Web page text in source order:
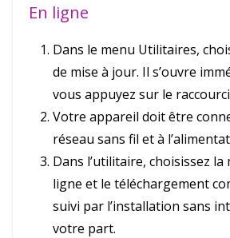
En ligne
Dans le menu Utilitaires,
de mise à jour. Il s’ouvre
vous appuyez sur le raccourci
Votre appareil doit être
réseau sans fil et à
Dans l’utilitaire, choisissez la
ligne et le téléchargement
suivi par l’installation sans
votre part.